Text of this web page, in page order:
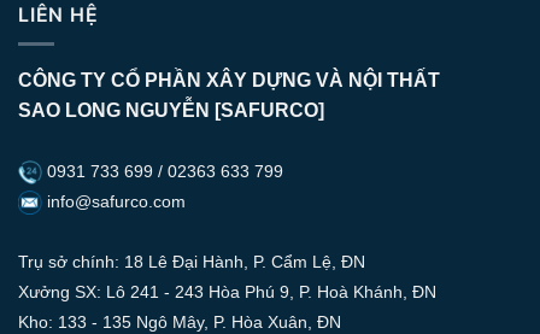
LIÊN HỆ
CÔNG TY CỔ PHẦN XÂY DỰNG VÀ NỘI THẤT
SAO LONG NGUYỄN [SAFURCO]
0931 733 699 / 02363 633 799
info@safurco.com
Trụ sở chính: 18 Lê Đại Hành, P. Cẩm Lệ, ĐN
Xưởng SX: Lô 241 - 243 Hòa Phú 9, P. Hoà Khánh, ĐN
Kho: 133 - 135 Ngô Mây, P. Hòa Xuân, ĐN